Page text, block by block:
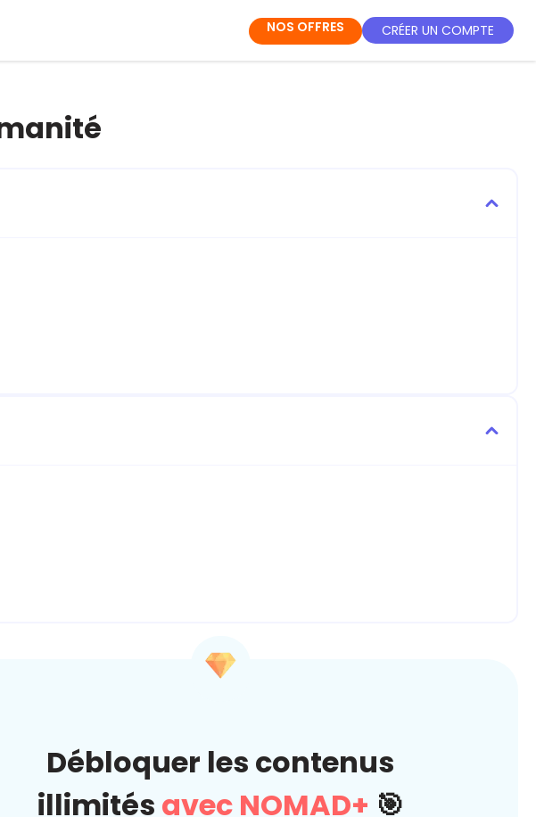
NOS OFFRES CRÉER UN COMPTE
Débloquer les contenus
illimités avec NOMAD+ 🎯